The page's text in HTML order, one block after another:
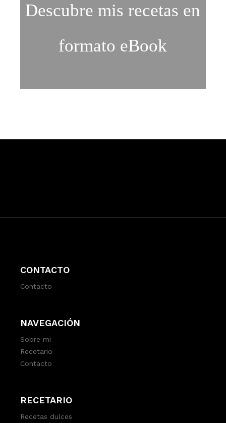
Descubre mis recetas en
formato eBook
CONTACTO
Contacto
NAVEGACIÓN
Sobre mi
Recetario
Contacto
RECETARIO
Recetas dulces